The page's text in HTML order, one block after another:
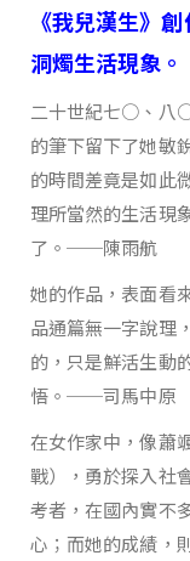
《我兒漢生》
洞燭生活現象。
二十世紀七○、八
的筆下留下了她敏
的時間差竟是如此
理所當然的生活現
了。──陳雨航
她的作品，表面看
品通篇無一字說理
的，只是鮮活生動
悟。──司馬中原
在女作家中，像蕭
戰），勇於探入社
考者，在國內實不
心；而她的成績，